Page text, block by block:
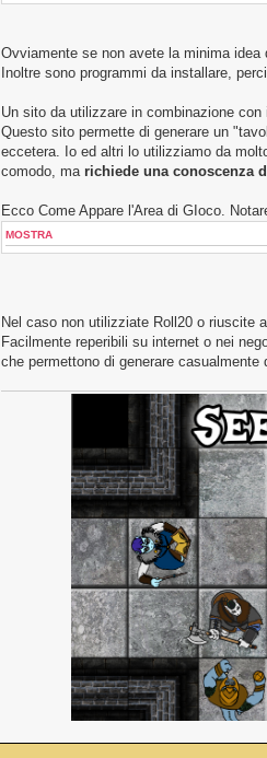
Ovviamente se non avete la minima idea
Inoltre sono programmi da installare,
Un sito da utilizzare in combinazione
Questo sito permette di generare un
eccetera. Io ed altri lo utilizziamo da
comodo, ma richiede una conoscenza
Ecco Come Appare l'Area di GIoco.
MOSTRA
Nel caso non utilizziate Roll20 o riuscite
Facilmente reperibili su internet o nei
che permettono di generare